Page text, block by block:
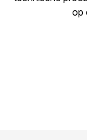
op